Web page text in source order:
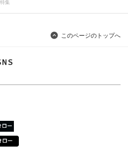
集
このページのトップへ